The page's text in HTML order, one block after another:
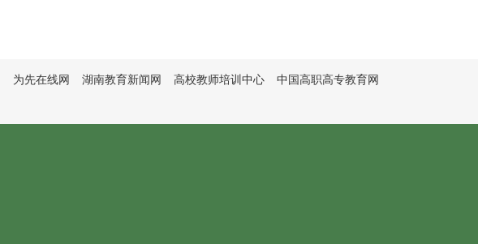
为先在线网 湖南教育新闻网 高校教师培训中心 中国高职高专教育网